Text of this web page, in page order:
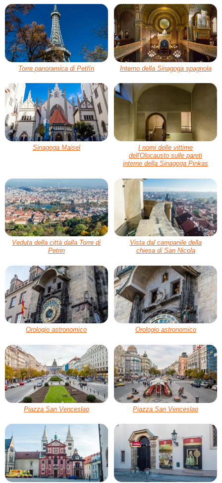
Torre panoramica di Petřín Interno della Sinagoga spagnola
Sinagoga Maisel
I nomi delle vittime
dell'Olocausto sulle pareti
interne della Sinagoga Pinkas
Veduta della città dalla Torre di
Petrin
Vista dal campanile della
chiesa di San Nicola
Orologio astronomico Orologio astronomico
Piazza San Venceslao Piazza San Venceslao